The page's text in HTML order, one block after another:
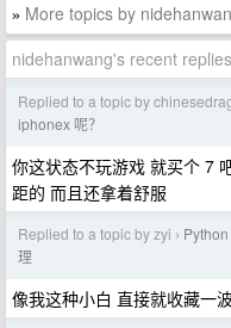
» More topics by
nidehanwang's recent replies
Replied to a topic by
iphonex 呢？
你这状态不玩游戏 就买个 7
距的 而且还拿着舒服
Replied to a topic by zyi ›
理
像我这种小白 直接就收藏一